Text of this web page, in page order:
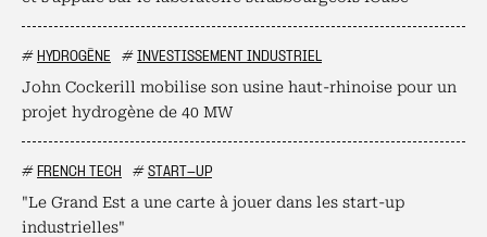
# HYDROGÈNE # INVESTISSEMENT INDUSTRIEL
John Cockerill mobilise son usine haut-rhinoise pour un
projet hydrogène de 40 MW
# FRENCH TECH # START-UP
"Le Grand Est a une carte à jouer dans les start-up
industrielles"